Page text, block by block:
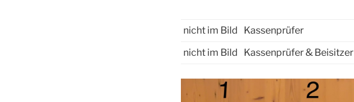
nicht im Bild Kassenprüfer
nicht im Bild
Kassenprüfer & Beisitzer